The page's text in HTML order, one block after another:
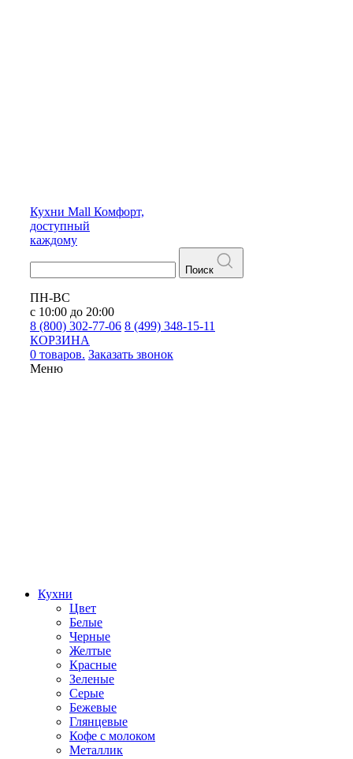
Кухни Mall Комфорт,
доступный
каждому
Поиск
ПН-ВС
с 10:00 до 20:00
8 (800) 302-77-06 8 (499) 348-15-11
КОРЗИНА
0 товаров. Заказать звонок
Меню
Кухни
Цвет
Белые
Черные
Желтые
Красные
Зеленые
Серые
Бежевые
Глянцевые
Кофе с молоком
Металлик